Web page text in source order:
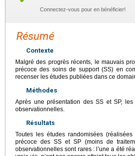
Connectez-vous pour en bénéficier!
Résumé
Contexte
Malgré des progrès récents, le mauvais
précoce des soins de support (SS) en
recenser les études publiées dans ce
Méthodes
Après une présentation des SS et SP,
observationnelles.
Résultats
Toutes les études randomisées
précoce des SS et SP (moins de
observationnelles sont rares : l’une a été